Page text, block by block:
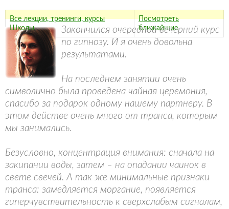
Все лекции, тренинги, курсы
Школы
Посмотреть
ближайшие
Закончился очередной вечерний курс
по гипнозу. И я очень довольна
результатами.
На последнем занятии очень
символично была проведена чайная церемония,
спасибо за подарок одному нашему партнеру. В
этом действе очень много от транса, которым
мы занимались.
Безусловно, концентрация внимания: сначала на
закипании воды, затем – на опадании чаинок в
свете свечей. А так же минимальные признаки
транса: замедляется моргание, появляется
гиперчувствительность к сверхслабым сигналам,